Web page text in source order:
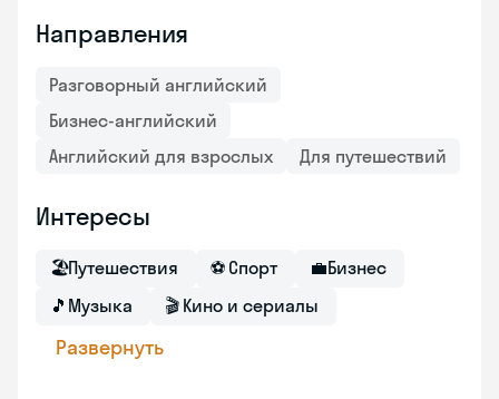
Направления
Разговорный английский
Бизнес-английский
Английский для взрослых
Для путешествий
Интересы
🏖Путешествия ⚽ Спорт 💼Бизнес
🎵 Музыка 🎬 Кино и сериалы
Развернуть